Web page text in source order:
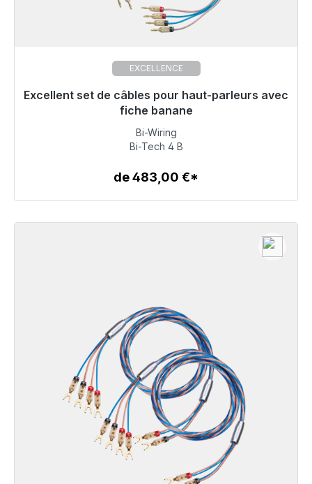
EXCELLENCE
Excellent set de câbles pour haut-parleurs avec
fiche banane
Prêt à être expédié, délai de livraison 48h*
720,00 €
Détails
Bi-Wiring
Bi-Tech 4 B
de 483,00 €*